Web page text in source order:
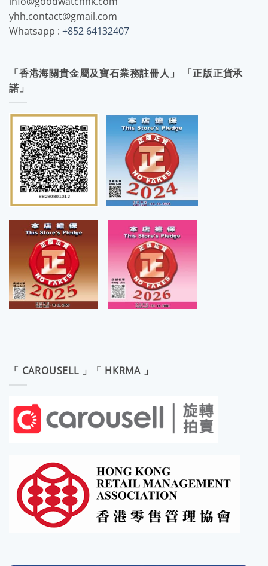
yhh.contact@gmail.com
Whatsapp : +852 64132407
「香港海關貴金屬及寶石業務註冊人」 「正版正貨承
諾」
「 CAROUSELL 」「 HKRMA 」